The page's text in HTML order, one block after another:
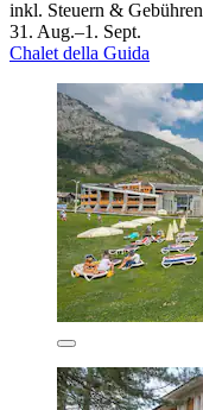
inkl. Steuern & Gebühren
31. Aug.–1. Sept.
Chalet della Guida